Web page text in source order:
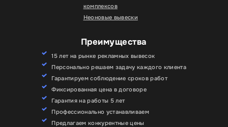
комплексов
Неоновые вывески
Преимущества
15 лет на рынке рекламных вывесок
Персонально решаем задачу каждого клиента
Гарантируем соблюдение сроков работ
Фиксированная цена в договоре
Гарантия на работы 5 лет
Профессионально устанавливаем
Предлагаем конкурентные цены